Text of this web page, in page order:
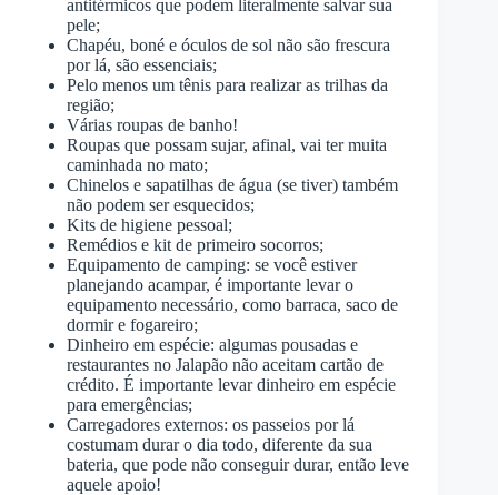
antitérmicos que podem literalmente salvar sua
pele;
Chapéu, boné e óculos de sol não são frescura
por lá, são essenciais;
Pelo menos um tênis para realizar as trilhas da
região;
Várias roupas de banho!
Roupas que possam sujar, afinal, vai ter muita
caminhada no mato;
Chinelos e sapatilhas de água (se tiver) também
não podem ser esquecidos;
Kits de higiene pessoal;
Remédios e kit de primeiro socorros;
Equipamento de camping: se você estiver
planejando acampar, é importante levar o
equipamento necessário, como barraca, saco de
dormir e fogareiro;
Dinheiro em espécie: algumas pousadas e
restaurantes no Jalapão não aceitam cartão de
crédito. É importante levar dinheiro em espécie
para emergências;
Carregadores externos: os passeios por lá
costumam durar o dia todo, diferente da sua
bateria, que pode não conseguir durar, então leve
aquele apoio!